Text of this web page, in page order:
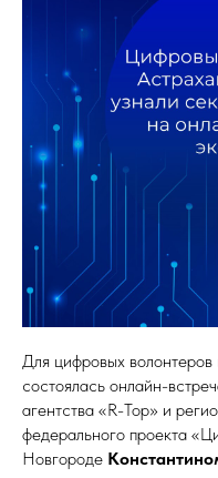
Для цифровых
состоялась онлайн-
агентства «R-Top» и
федерального проекта
Новгороде